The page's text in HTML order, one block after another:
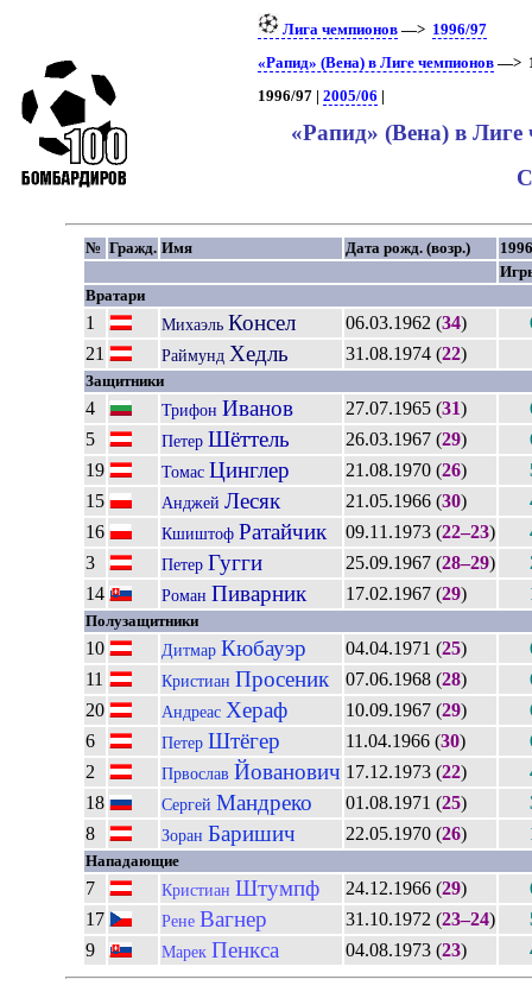
Лига чемпионов —> 1996/97
«Рапид» (Вена) в Лиге чемпионов —>
1996/97 |2005/06 |
«Рапид» (Вена) в
№ Гражд. Имя Дата рожд. (возр.)
Вратари
1 Михаэль Консел 06.03.1962 (34)
21
Раймунд Хедль 31.08.1974 (22)
Защитники
4 Трифон Иванов 27.07.1965 (31)
5
Петер Шёттель 26.03.1967 (29)
19
Томас Цинглер 21.08.1970 (26)
15
Анджей Лесяк 21.05.1966 (30)
16
Кшиштоф Ратайчик 09.11.1973 (22–23)
3
Петер Гугги 25.09.1967 (28–29)
14
Роман Пиварник 17.02.1967 (29)
Полузащитники
10 Дитмар Кюбауэр 04.04.1971 (25)
11
Кристиан Просеник 07.06.1968 (28)
20
Андреас Хераф 10.09.1967 (29)
6
Петер Штёгер 11.04.1966 (30)
2
Првослав Йованович 17.12.1973 (22)
18
Сергей Мандреко 01.08.1971 (25)
8
Зоран Баришич 22.05.1970 (26)
Нападающие
7 Кристиан Штумпф 24.12.1966 (29)
17
Рене Вагнер 31.10.1972 (23–24)
9
Марек Пенкса 04.08.1973 (23)